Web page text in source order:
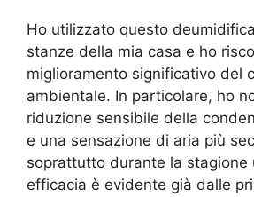
Ho utilizzato questo
stanze della mia casa e ho
miglioramento significativo del
ambientale. In particolare, ho
riduzione sensibile della
e una sensazione di aria più
soprattutto durante la stagione
efficacia è evidente già dalle